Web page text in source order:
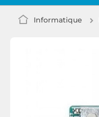
Informatique